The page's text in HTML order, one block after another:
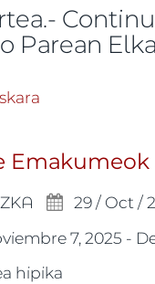
Parean
Nueva cita de
Emakumeok
ZKA
29 / Oct /
7, 2025 -
hipika